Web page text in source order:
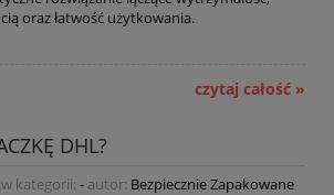
oraz łatwość użytkowania.
czytaj całość »
DHL?
w kategorii: - autor: Bezpiecznie Zapakowane